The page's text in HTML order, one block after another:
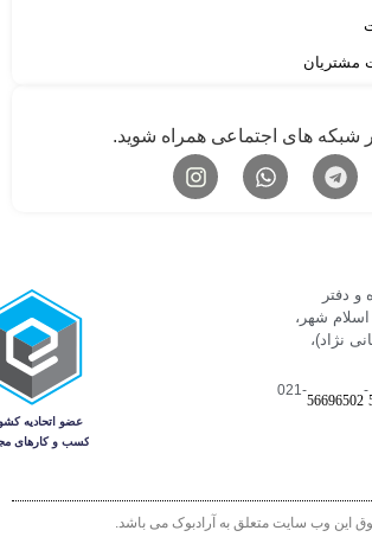
شبکه های اجتماعی همراه شوید.
شهر،
وب سایت متعلق به آرادبوک می باشد.